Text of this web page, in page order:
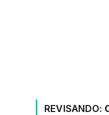
REVISANDO: